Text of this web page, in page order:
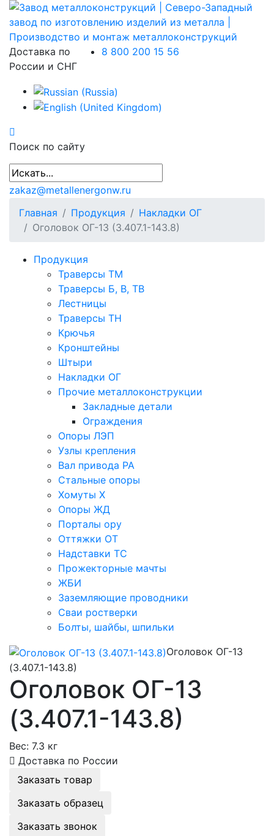
Доставка по
России и СНГ
8 800 200 15 56
Поиск по сайту
zakaz@metallenergonw.ru
Главная
Продукция
Накладки ОГ
Оголовок ОГ-13 (3.407.1-143.8)
Продукция
Траверсы ТМ
Траверсы Б, В, ТВ
Лестницы
Траверсы ТН
Крючья
Кронштейны
Штыри
Накладки ОГ
Прочие металлоконструкции
Закладные детали
Ограждения
Опоры ЛЭП
Узлы крепления
Вал привода РА
Стальные опоры
Хомуты Х
Опоры ЖД
Порталы ору
Оттяжки ОТ
Надставки ТС
Прожекторные мачты
ЖБИ
Заземляющие проводники
Сваи ростверки
Болты, шайбы, шпильки
Оголовок ОГ-13
(3.407.1-143.8)
Оголовок ОГ-13
(3.407.1-143.8)
Вес: 7.3 кг
Доставка по России
Заказать товар
Заказать образец
Заказать звонок